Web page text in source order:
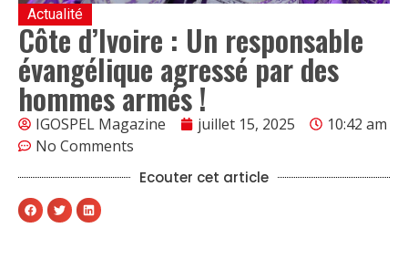
Actualité
Côte d’Ivoire : Un responsable
évangélique agressé par des
hommes armés !
IGOSPEL Magazine juillet 15, 2025
10:42 am
No Comments
Ecouter cet article